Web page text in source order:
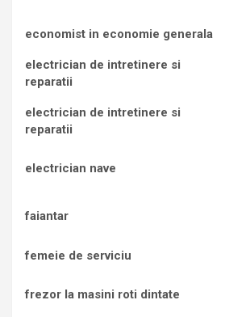
economist in economie generala
electrician de intretinere si
reparatii
electrician de intretinere si
reparatii
electrician nave
faiantar
femeie de serviciu
frezor la masini roti dintate